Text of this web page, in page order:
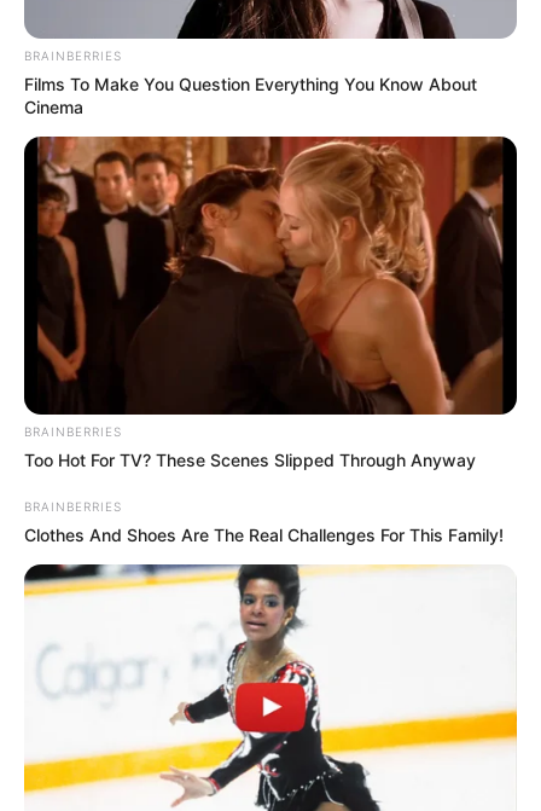
olyan munka, amire sok év múlva, karrierjük
csúcsán is emlékezni fognak.”
BRAINBERRIES
Films To Make You Question Everything You Know About
Cinema
BRAINBERRIES
Too Hot For TV? These Scenes Slipped Through Anyway
BRAINBERRIES
Clothes And Shoes Are The Real Challenges For This Family!